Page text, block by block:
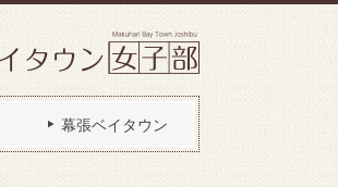
幕張ベイタウン